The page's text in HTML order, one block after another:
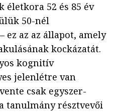
életkora 52 és 85 év
50-nél
ez az az állapot, amely
kockázatát.
kognitív
jelenlétre van
csak egyszer-
tanulmány résztvevői